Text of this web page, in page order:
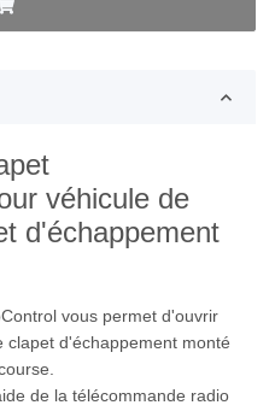
véhicule de
d'échappement
vous permet d'ouvrir
d'échappement monté
de la télécommande radio